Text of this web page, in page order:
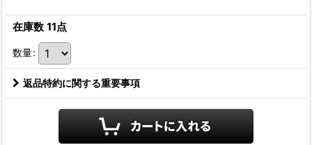
在庫数 11点
数量:
返品特約に関する重要事項